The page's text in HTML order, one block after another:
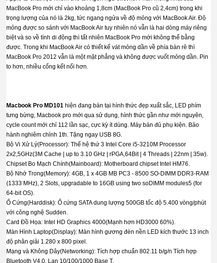
MacBook Pro mới chỉ vào khoảng 1,8cm (MacBook Pro cũ 2,4cm) trong khi
trọng lượng của nó là 2kg, tức ngang ngửa về độ mỏng với MacBook Air. Độ
mỏng được so sánh với MacBook Air tuy nhiên nó vẫn là hai dòng máy riêng
biệt và so về tính di động thì tất nhiên MacBook Pro mới không thể bằng
được. Trong khi MacBook Air có thiết kế vát mỏng dần về phía bàn rê thì
MacBook Pro 2012 vẫn là một mặt phẳng và không được vuốt mỏng dần. Pin
to hơn, nhiều cổng kết nối hơn.
Macbook Pro MD101 hiện đang bán tại hình thức đẹp xuất sắc, LED phím
tưng bừng, Macbook pro mới qua sử dụng, hình thức gần như mới nguyên,
cycle count mới chỉ 112 lần sạc, cực kỳ ít dùng. Máy bán đủ phụ kiện. Bảo
hành nghiêm chỉnh 1th. Tặng ngay USB 8G.
Bộ Vi Xử Lý(Processor): Thế hệ thứ 3 Intel Core i5-3210M Processor
2x2,5GHz(3M Cache | up to 3.10 GHz | rPGA,64Bit | 4 Threads | 22nm | 35w).
Chipset Bo Mạch Chính(Mainboard): Motherboard chipset Intel HM76.
Bộ Nhớ Trong(Memory): 4GB, 1 x 4GB MB PC3 - 8500 SO-DIMM DDR3-RAM
(1333 MHz), 2 Slots, upgradable to 16GB using two soDIMM modules5 (for
64-bit OS).
Ổ Cứng(Harddisk): Ổ cứng SATA dung lượng 500GB tốc độ 5.400 vòng/phút
với công nghệ Sudden.
Card Đồ Họa: Intel HD Graphics 4000(Mạnh hơn HD3000 60%).
Màn Hình Laptop(Display): Màn hình gương đèn nền LED kích thước 13 inch
độ phân giải 1.280 x 800 pixel.
Mạng và Không Dây(Networking): Tích hợp chuẩn 802.11 b/g/n Tích hợp
Bluetooth V4.0, Lan 10/100/1000 Base T.